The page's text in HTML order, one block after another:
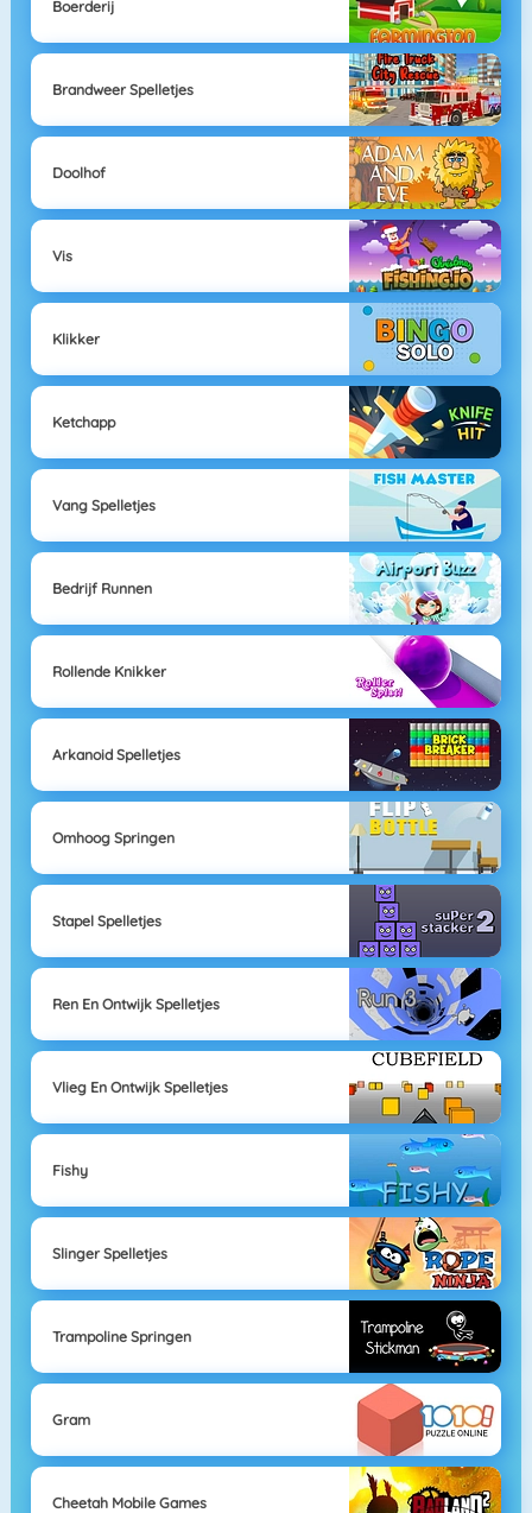
Boerderij
Brandweer Spelletjes
Doolhof
Vis
Klikker
Ketchapp
Vang Spelletjes
Bedrijf Runnen
Rollende Knikker
Arkanoid Spelletjes
Omhoog Springen
Stapel Spelletjes
Ren En Ontwijk Spelletjes
Vlieg En Ontwijk Spelletjes
Fishy
Slinger Spelletjes
Trampoline Springen
Gram
Cheetah Mobile Games